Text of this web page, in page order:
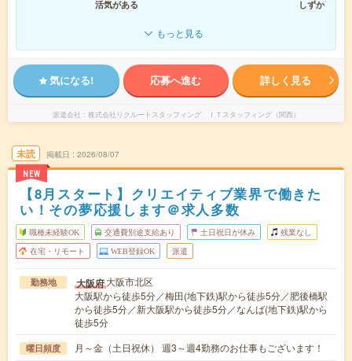
活気がある しずか
もっと見る
気になる! 応募へ進む 詳しく見る
派遣会社 株式会社リクルートスタッフィング ＩＴスタッフィング（関西）
未読
NEW
掲載日 2026/08/07
【8月スタート】クリエイティブ業界で働きた
い！その夢応援します＠求人多数
職種未経験OK 交通費別途支給あり 土日祝日が休み 残業なし
在宅・リモート WEB登録OK 派遣
勤務地 大阪府大阪市北区
大阪駅から徒歩5分／梅田(地下鉄)駅から徒歩5分／肥後橋駅
から徒歩5分／新大阪駅から徒歩5分／なんば(地下鉄)駅から
徒歩5分
曜日頻度 月～金（土日祝休） 週3～週4勤務のお仕事もございます！